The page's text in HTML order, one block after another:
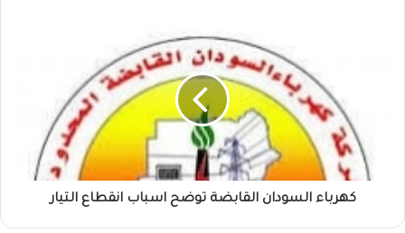
كهرباء السودان القابضة توضح اسباب انقطاع التيار